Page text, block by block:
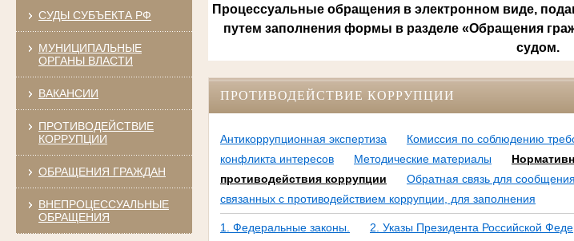
СУДЫ СУБЪЕКТА РФ
МУНИЦИПАЛЬНЫЕ
ОРГАНЫ ВЛАСТИ
ВАКАНСИИ
ПРОТИВОДЕЙСТВИЕ
КОРРУПЦИИ
ОБРАЩЕНИЯ ГРАЖДАН
ВНЕПРОЦЕССУАЛЬНЫЕ
ОБРАЩЕНИЯ
Процессуальные обращения в электронном виде,
путем заполнения формы в разделе «Обращения
судом.
ПРОТИВОДЕЙСТВИЕ КОРРУПЦИИ
Антикоррупционная экспертиза
Комиссия по соблюдению
конфликта интересов
Методические материалы
противодействия коррупции
Обратная связь для
связанных с противодействием коррупции, для заполнения
1. Федеральные законы. 2. Указы Президента Российской